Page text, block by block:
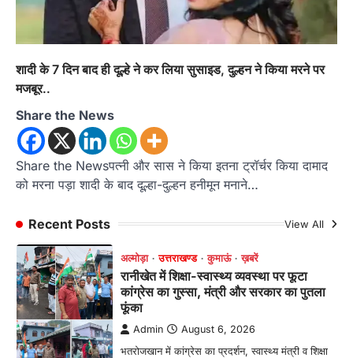
शादी के 7 दिन बाद ही दूल्हे ने कर लिया सुसाइड, दुल्हन ने किया मरने पर
मजबूर..
Share the News
Share the Newsपत्नी और सास ने किया इतना ट्रॉर्चर किया दामाद
को मरना पड़ा शादी के बाद दूल्हा-दुल्हन हनीमून मनाने…
Recent Posts View All
राज्य मंत्री कैलाश पंत ने किया कथा श्रवण
Admin August 6, 2026
आयोजित श्रीमद्भागवत कथा के चतुर्थ दिवस गुरुवार को…
2
रानीखेत में शिक्षा-स्वास्थ्य व्यवस्था पर फूटा
कांग्रेस का गुस्सा, मंत्री और सरकार का पुतला
फूंका
Admin August 6, 2026
अल्मोड़ा उत्तराखण्ड कुमाऊं ख़बरें
रानीखेत में युवा कांग्रेस की जिला बैठक, 8
अगस्त को खड़गे की हल्द्वानी रैली को सफल
बनाने का लिया संकल्प
Admin August 6, 2026
संगठन विस्तार के तहत कई नई नियुक्तियां, बूथ स्तर तक